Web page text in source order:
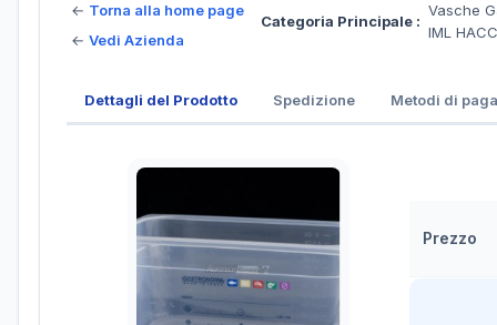
← Torna alla home page
← Vedi Azienda
Categoria Principale :
Vasche
IML
Dettagli del Prodotto Spedizione Metodi di
Prezzo